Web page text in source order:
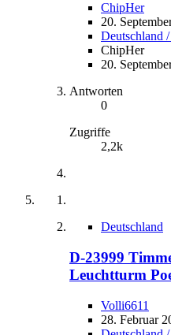
ChipHer
20.
Deutschland
ChipHer
20.
Antworten
0
Zugriffe
2,2k
Deutschland
D-23999
Leuchtturm
Volli6611
28. Februar